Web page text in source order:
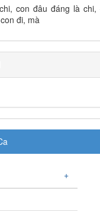
con đâu đáng là
đi, mà
+